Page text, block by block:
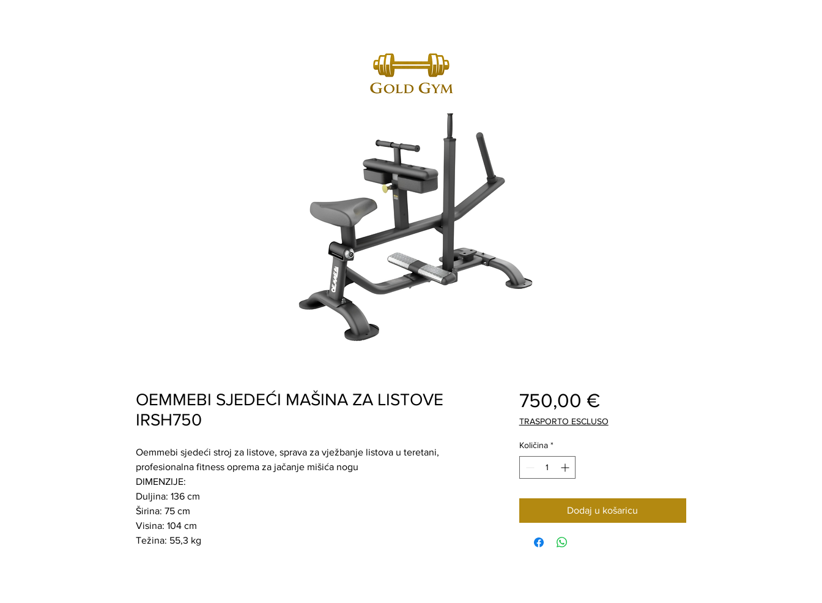
OEMMEBI SJEDEĆI MAŠINA ZA LISTOVE
IRSH750
Oemmebi sjedeći stroj za listove, sprava za vježbanje listova u teretani,
profesionalna fitness oprema za jačanje mišića nogu
DIMENZIJE:
Duljina: 136 cm
Širina: 75 cm
Visina: 104 cm
Težina: 55,3 kg
750,00 €Cijena
TRASPORTO ESCLUSO
Količina *
Dodaj u košaricu